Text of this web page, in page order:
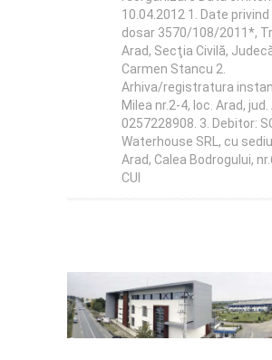
10.04.2012 1. Date privind
dosar 3570/108/2011*,
Arad, Secţia Civilă,
Carmen Stancu 2.
Arhiva/registratura
Milea nr.2-4, loc. Arad, jud.
0257228908. 3. Debitor:
Waterhouse SRL, cu
Arad, Calea Bodrogului,
CUI